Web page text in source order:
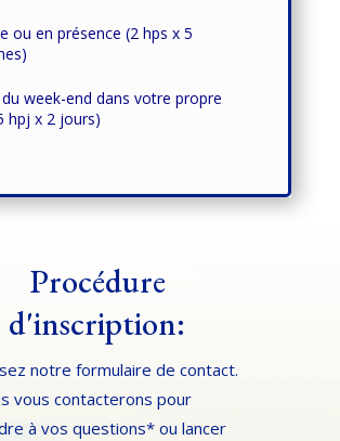
ou en présence (2 hps x 5
du week-end dans votre propre
hpj x 2 jours)
Procédure
d'inscription:
notre formulaire de contact.
vous contacterons pour
à vos questions* ou lancer